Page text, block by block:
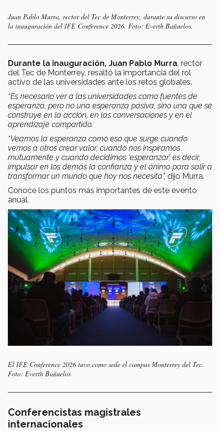
Juan Pablo Murra, rector del Tec de Monterrey, durante su discurso en
la inauguración del IFE Conference 2026. Foto: Everth Bañuelos.
Durante la inauguración, Juan Pablo Murra, rector
del Tec de Monterrey, resaltó la importancia del rol
activo de las universidades ante los retos globales.
“Es necesario ver a las universidades como fuentes de
esperanza, pero no una esperanza pasiva, sino una que se
construye en la acción, en las conversaciones y en el
aprendizaje compartido.
“Veamos la esperanza como eso que surge cuando
vemos a otros crear valor, cuando nos inspiramos
mutuamente y cuando decidimos ‘esperanzar’, es decir,
impulsar en los demás la confianza y el ánimo para salir a
transformar un mundo que hoy nos necesita”, dijo Murra.
Conoce los puntos más importantes de este evento
anual.
El IFE Conference 2026 tuvo como sede el campus Monterrey del Tec.
Foto: Everth Bañuelos
Conferencistas magistrales
internacionales